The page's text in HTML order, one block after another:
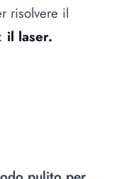
risolvere il
il laser.